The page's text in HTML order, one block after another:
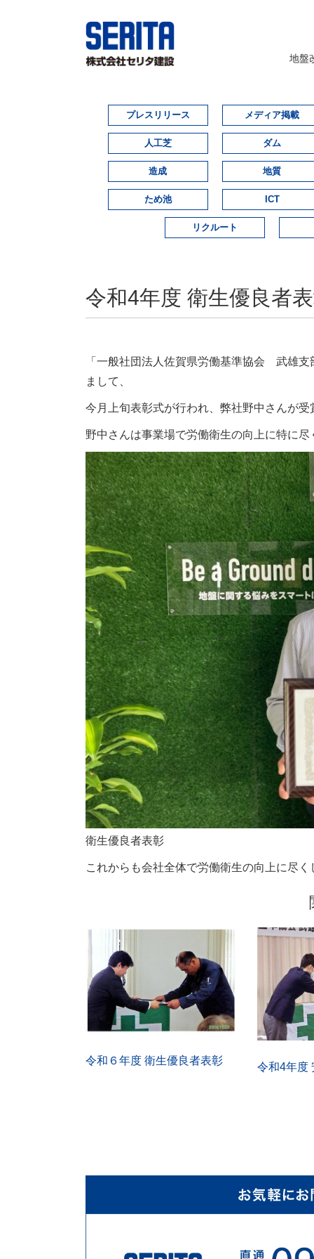
地盤
プレスリリース メディア掲載
人工芝 ダム
造成 地質
ため池 ICT
リクルート
令和4年度 衛生優良者
「一般社団法人佐賀県労働基準協会 武雄
まして、
今月上旬表彰式が行われ、弊社野中さんが受
野中さんは事業場で労働衛生の向上に特に
衛生優良者表彰
これからも会社全体で労働衛生の向上に尽
令和６年度 衛生優良者表彰
令和4年度